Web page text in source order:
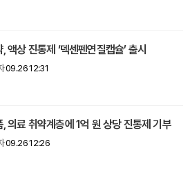
액상 진통제 ‘덱센펜연질캡슐’ 출시
09.26 12:31
의료 취약계층에 1억 원 상당 진통제 기부
09.26 12:26